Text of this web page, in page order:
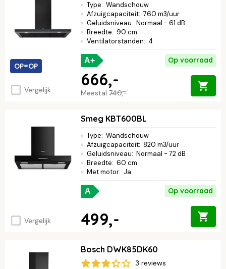
OP=OP
Vergelijk
Type: Wandschouw
Afzuigcapaciteit: 760 m3/uur
Geluidsniveau: Normaal - 61 dB
Breedte: 90 cm
Ventilatorstanden: 4
A+ Op voorraad
Meestal 740,-
666,-
Vergelijk
Smeg KBT600BL
Type: Wandschouw
Afzuigcapaciteit: 820 m3/uur
Geluidsniveau: Normaal - 72 dB
Breedte: 60 cm
Met motor: Ja
A Op voorraad
499,-
Bosch DWK85DK60
3 reviews